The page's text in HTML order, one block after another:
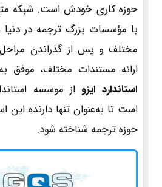
حوزه کاری خودش است. شبکه
با مؤسسات بزرگ ترجمه در دنیا
مختلف و پس از گذراندن
ارائه مستندات مختلف، موفق
استاندارد ایزو از موسسه
است تا به‌عنوان تنها دارنده این
حوزه ترجمه شناخته شود: